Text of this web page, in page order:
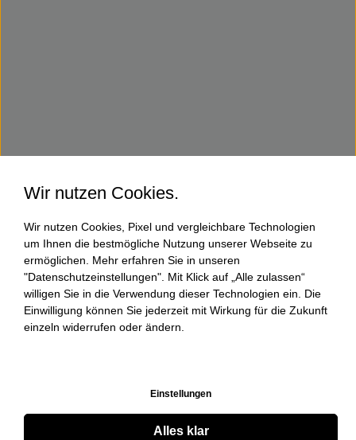
Wir nutzen Cookies.
Wir nutzen Cookies, Pixel und vergleichbare Technologien
um Ihnen die bestmögliche Nutzung unserer Webseite zu
ermöglichen. Mehr erfahren Sie in unseren
"Datenschutzeinstellungen". Mit Klick auf „Alle zulassen“
willigen Sie in die Verwendung dieser Technologien ein. Die
Einwilligung können Sie jederzeit mit Wirkung für die Zukunft
einzeln widerrufen oder ändern.
Einstellungen
Alles klar